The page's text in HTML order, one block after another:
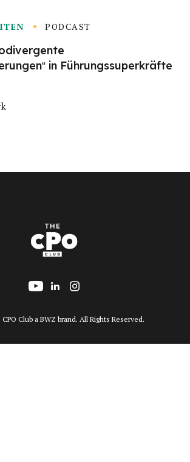
PODCAST
in Führungssuperkräfte
Follow us on YouTube
Add us on LinkedIn
Follow us on
Club a BWZ Opens new window
brand. All Rights Reserved.